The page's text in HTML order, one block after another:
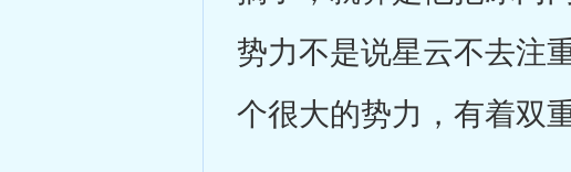
势力不是说星云不去注
个很大的势力，有着双